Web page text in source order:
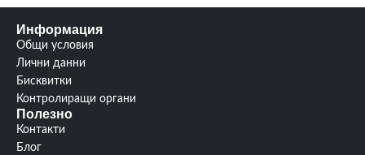
Информация
Общи условия
Лични данни
Бисквитки
Контролиращи органи
Полезно
Контакти
Блог